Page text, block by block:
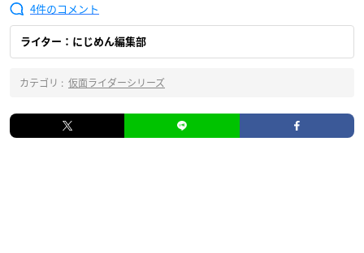
4
ライター：にじめん編集部
カテゴリ : 仮面ライダーシリーズ